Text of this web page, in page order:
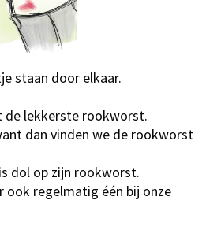
staan door elkaar.
de lekkerste rookworst.
dan vinden we de rookworst
dol op zijn rookworst.
ook regelmatig één bij onze